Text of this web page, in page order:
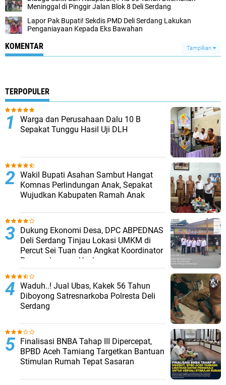
Meninggal di Pinggir Jalan Blok 8 Deli Serdang
Lapor Pak Bupati! Sekdis PMD Deli Serdang Lakukan
Penganiayaan Kepada Eks Bawahan ‎
KOMENTAR Tampilkan
TERPOPULER
Warga dan Perusahaan Dalu 10 B
Sepakat Tunggu Hasil Uji DLH
Wakil Bupati Asahan Sambut Hangat
Komnas Perlindungan Anak, Sepakat
Wujudkan Kabupaten Ramah Anak
Dukung Ekonomi Desa, DPC ABPEDNAS
Deli Serdang Tinjau Lokasi UMKM di
Percut Sei Tuan dan Angkat Koordinator
Pengembangan Usaha
Waduh..! Jual Ubas, Kakek 56 Tahun
Diboyong Satresnarkoba Polresta Deli
Serdang
Finalisasi BNBA Tahap III Dipercepat,
BPBD Aceh Tamiang Targetkan Bantuan
Stimulan Rumah Tepat Sasaran